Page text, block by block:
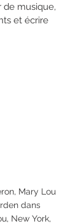
de musique,
et écrire
Mary Lou
dans
New York,